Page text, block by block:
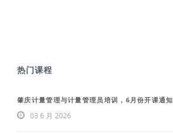
热门课程
肇庆计量管理与计量管理员培训，6月份开课通知
03 6 月 2026